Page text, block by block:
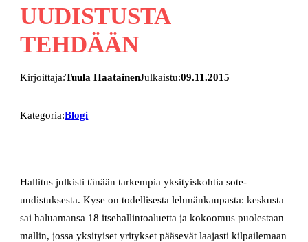
UUDISTUSTA
TEHDÄÄN
Kirjoittaja:Tuula HaatainenJulkaistu:09.11.2015
Kategoria:Blogi
Hallitus julkisti tänään tarkempia yksityiskohtia sote-
uudistuksesta. Kyse on todellisesta lehmänkaupasta: keskusta
sai haluamansa 18 itsehallintoaluetta ja kokoomus puolestaan
mallin, jossa yksityiset yritykset pääsevät laajasti kilpailemaan